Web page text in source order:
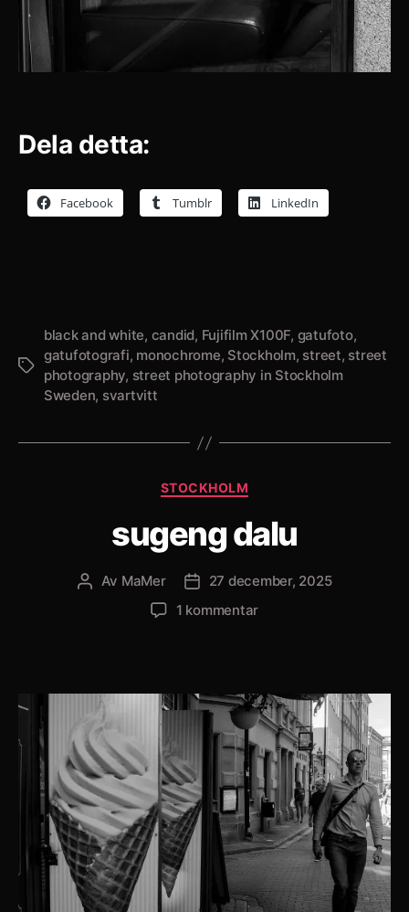
Dela detta:
Facebook Tumblr LinkedIn
Etiketter
black and white, candid, Fujifilm X100F, gatufoto,
gatufotografi, monochrome, Stockholm, street, street
photography, street photography in Stockholm
Sweden, svartvitt
Kategorier
STOCKHOLM
sugeng dalu
Inläggsförfattare
Av MaMer Inläggsdatum
27 december, 2025
1 kommentartill